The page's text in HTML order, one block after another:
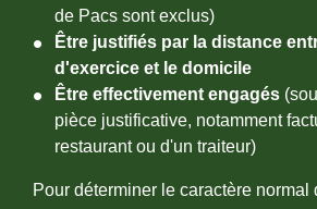
de Pacs sont exclus)
Être justifiés par la distance
d'exercice et le domicile
Être effectivement engagés
pièce justificative, notamment
restaurant ou d'un traiteur)
Pour déterminer le caractère normal